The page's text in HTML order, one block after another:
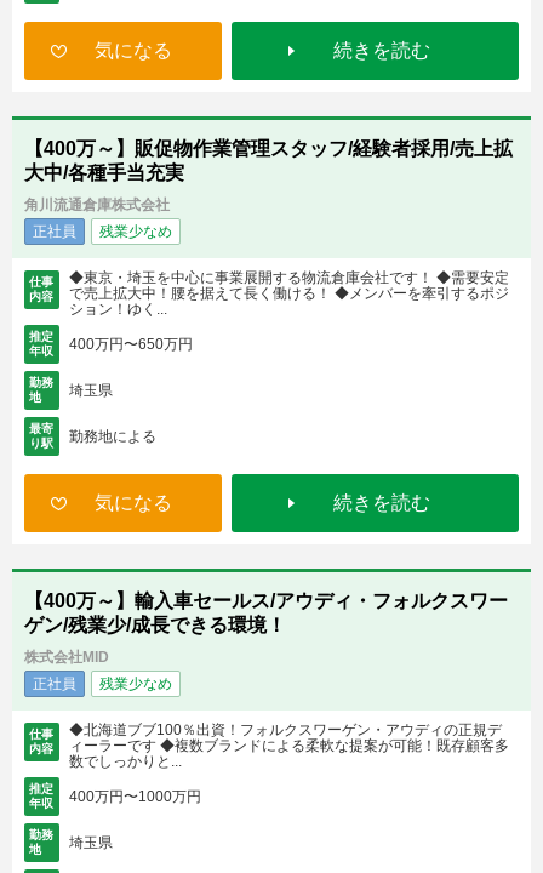
気になる 続きを読む
【400万～】販促物作業管理スタッフ/経験者採用/売上拡
大中/各種手当充実
角川流通倉庫株式会社
正社員
残業少なめ
仕事
内容
◆東京・埼玉を中心に事業展開する物流倉庫会社です！ ◆需要安定
で売上拡大中！腰を据えて長く働ける！ ◆メンバーを牽引するポジ
ション！ゆく...
推定
年収
400万円〜650万円
勤務
地
埼玉県
最寄
り駅
勤務地による
気になる 続きを読む
【400万～】輸入車セールス/アウディ・フォルクスワー
ゲン/残業少/成長できる環境！
株式会社MID
正社員
残業少なめ
仕事
内容
◆北海道ブブ100％出資！フォルクスワーゲン・アウディの正規デ
ィーラーです ◆複数ブランドによる柔軟な提案が可能！既存顧客多
数でしっかりと...
推定
年収
400万円〜1000万円
勤務
地
埼玉県